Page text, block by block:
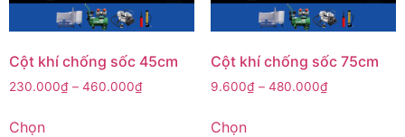
Cột khí chống sốc 45cm
230.000₫ – 460.000₫
Chọn
Cột khí chống sốc 75cm
9.600₫ – 480.000₫
Chọn